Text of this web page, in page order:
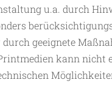
u.a. durch
geeignete
kann nicht